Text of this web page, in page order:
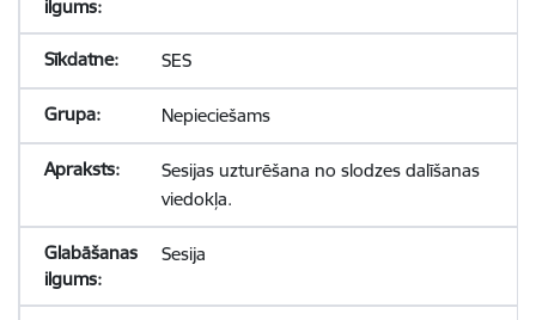
SES
Nepieciešams
Sesijas uzturēšana no slodzes dalīšanas
viedokļa.
Sesija